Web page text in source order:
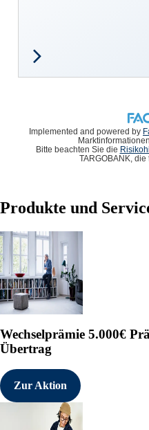
Implemented and powered by
Bitte beachten Sie die
TARGOBANK,
Produkte und
Wechselprämie 5.000€
Übertrag
Zur Aktion